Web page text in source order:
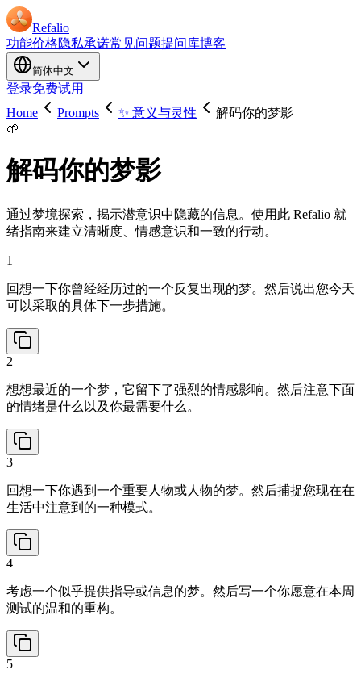
Refalio
功能价格隐私承诺常见问题提问库博客
简体中文
登录免费试用
Home
Prompts ✨ 意义与灵性
解码你的梦影
🌱
解码你的梦影
通过梦境探索，揭示潜意识中隐藏的信息。使用此 Refalio 就
绪指南来建立清晰度、情感意识和一致的行动。
1
回想一下你曾经经历过的一个反复出现的梦。然后说出您今天
可以采取的具体下一步措施。
2
想想最近的一个梦，它留下了强烈的情感影响。然后注意下面
的情绪是什么以及你最需要什么。
3
回想一下你遇到一个重要人物或人物的梦。然后捕捉您现在在
生活中注意到的一种模式。
4
考虑一个似乎提供指导或信息的梦。然后写一个你愿意在本周
测试的温和的重构。
5